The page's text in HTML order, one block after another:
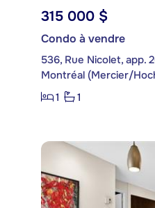
315 000 $
Condo à vendre
536, Rue Nicolet, app.
Montréal (Mercier/
1
1